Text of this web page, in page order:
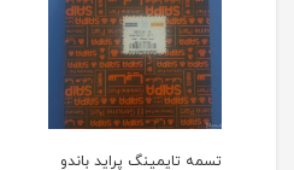
تسمه تایمینگ پراید باندو